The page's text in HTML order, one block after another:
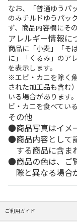
なお、「普通ゆうパ
のみチルドゆうパッ
ず、商品内容欄にそ
アレルギー情報に
商品に「小麦」「そ
に」「くるみ」のア
を表示します。
※エビ・カニを除く
された加工品も含む
いる場合があります
ビ・カニを食べてい
その他
商品写真はイメ
商品内容として
する商品に含ま
商品の色は、ご
際と異なる場合
ご利用ガイド